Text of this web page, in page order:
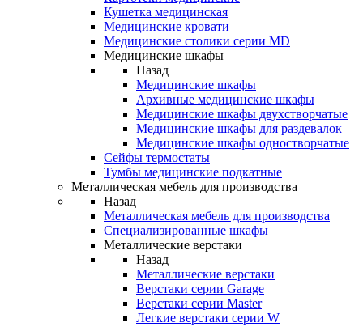
Кушетка медицинская
Медицинские кровати
Медицинские столики серии MD
Медицинские шкафы
Назад
Медицинские шкафы
Архивные медицинские шкафы
Медицинские шкафы двухстворчатые
Медицинские шкафы для раздевалок
Медицинские шкафы одностворчатые
Сейфы термостаты
Тумбы медицинские подкатные
Металлическая мебель для производства
Назад
Металлическая мебель для производства
Cпециализированные шкафы
Металлические верстаки
Назад
Металлические верстаки
Верстаки серии Garage
Верстаки серии Master
Легкие верстаки серии W